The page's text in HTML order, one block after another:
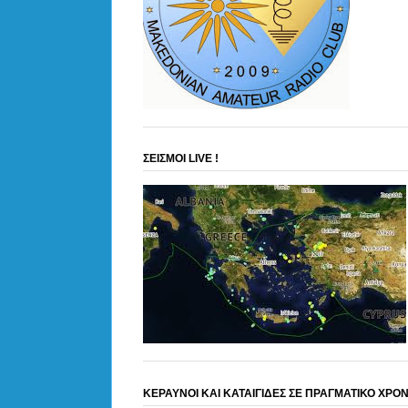
ΣΕΙΣΜΟΙ LIVE !
ΚΕΡΑΥΝΟΙ ΚΑΙ ΚΑΤΑΙΓΙΔΕΣ ΣΕ ΠΡΑΓΜΑΤΙΚΟ